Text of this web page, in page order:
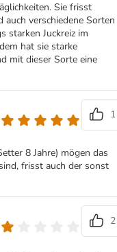
Sie frisst
verschiedene Sorten
starken Juckreiz im
hat sie starke
mit dieser Sorte eine
1
8 Jahre) mögen das
frisst auch der sonst
2